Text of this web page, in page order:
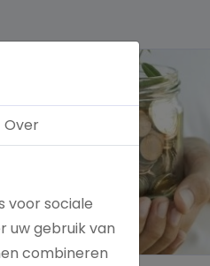
Over
voor sociale
uw gebruik van
combineren